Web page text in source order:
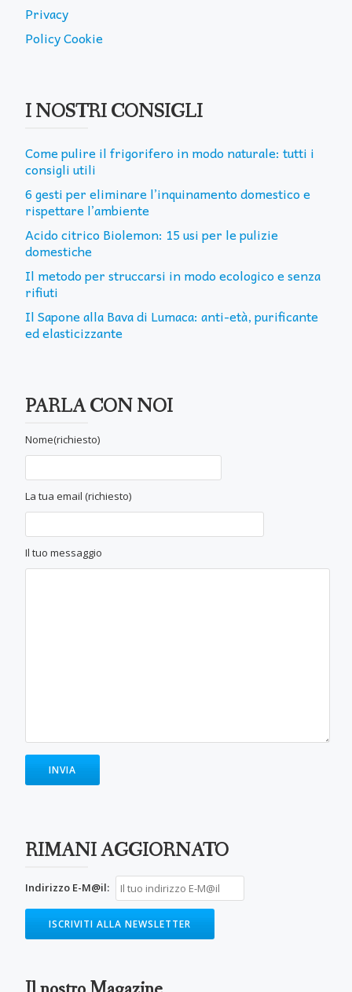
Privacy
Policy Cookie
I NOSTRI CONSIGLI
Come pulire il frigorifero in modo naturale: tutti i
consigli utili
6 gesti per eliminare l’inquinamento domestico e
rispettare l’ambiente
Acido citrico Biolemon: 15 usi per le pulizie
domestiche
Il metodo per struccarsi in modo ecologico e senza
rifiuti
Il Sapone alla Bava di Lumaca: anti-età, purificante
ed elasticizzante
PARLA CON NOI
Nome(richiesto)
La tua email (richiesto)
Il tuo messaggio
RIMANI AGGIORNATO
Indirizzo E-M@il: